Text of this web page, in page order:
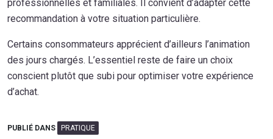
professionnelles et familiales. Il convient d’adapter cette
recommandation à votre situation particulière.
Certains consommateurs apprécient d’ailleurs l’animation
des jours chargés. L’essentiel reste de faire un choix
conscient plutôt que subi pour optimiser votre expérience
d’achat.
PUBLIÉ DANS PRATIQUE